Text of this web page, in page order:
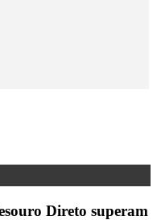
Direto superam